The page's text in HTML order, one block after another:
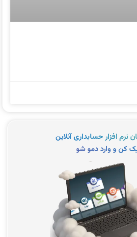
نرم افزار حسابداری آنلاین
کن و وارد دمو شو